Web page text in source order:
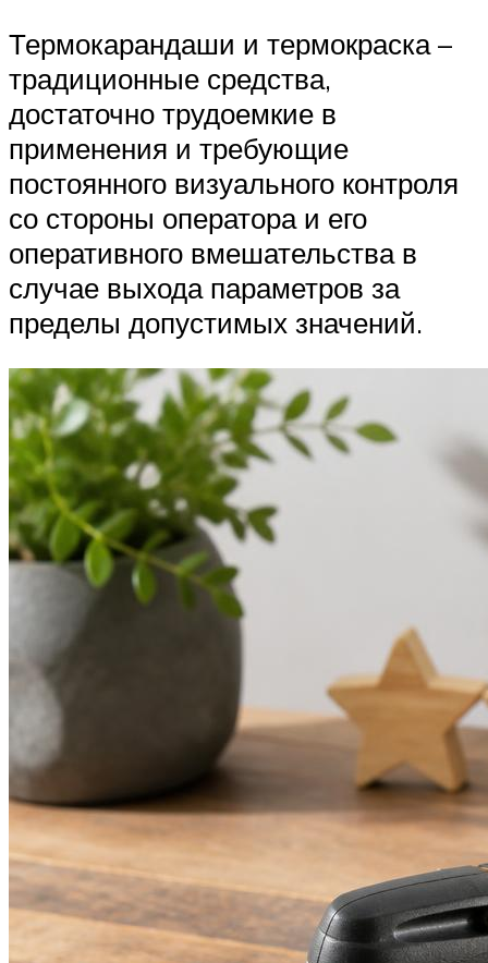
Термокарандаши и термокраска –
традиционные средства,
достаточно трудоемкие в
применения и требующие
постоянного визуального контроля
со стороны оператора и его
оперативного вмешательства в
случае выхода параметров за
пределы допустимых значений.